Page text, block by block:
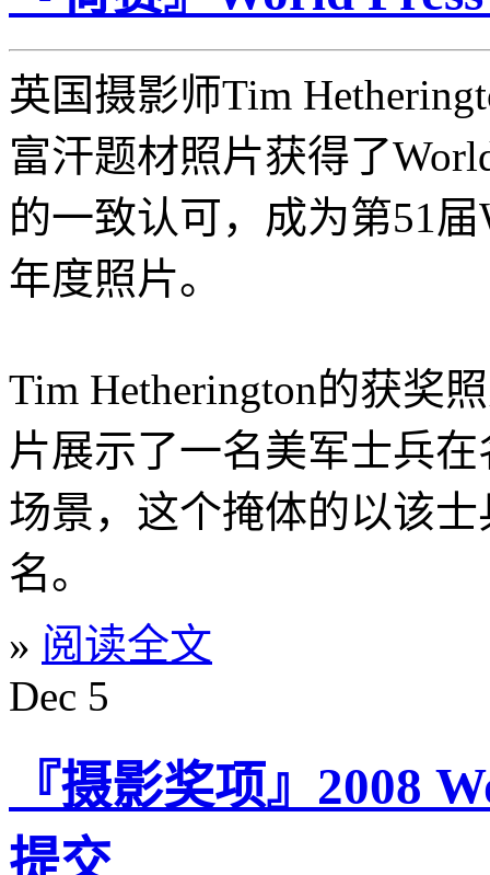
英国摄影师Tim
富汗题材照片获得了
的一致认可，成为第51届
年度照片。
Tim Hetherington的获奖
片展示了一名美军士兵在
场景，这个掩体的以该
名。
» 阅读全文
Dec 5
『摄影奖项』2008
提交